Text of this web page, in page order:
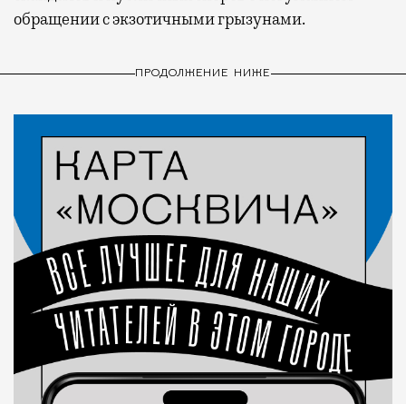
обращении с экзотичными грызунами.
ПРОДОЛЖЕНИЕ НИЖЕ